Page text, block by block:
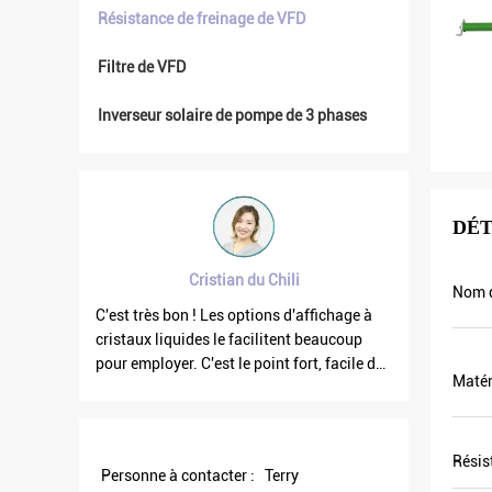
Résistance de freinage de VFD
Filtre de VFD
Inverseur solaire de pompe de 3 phases
Cristian du Chili
C'est très bon ! Les options d'affichage à
cristaux liquides le facilitent beaucoup
pour employer. C'est le point fort, facile de
celui
Personne à contacter : Terry
Nom